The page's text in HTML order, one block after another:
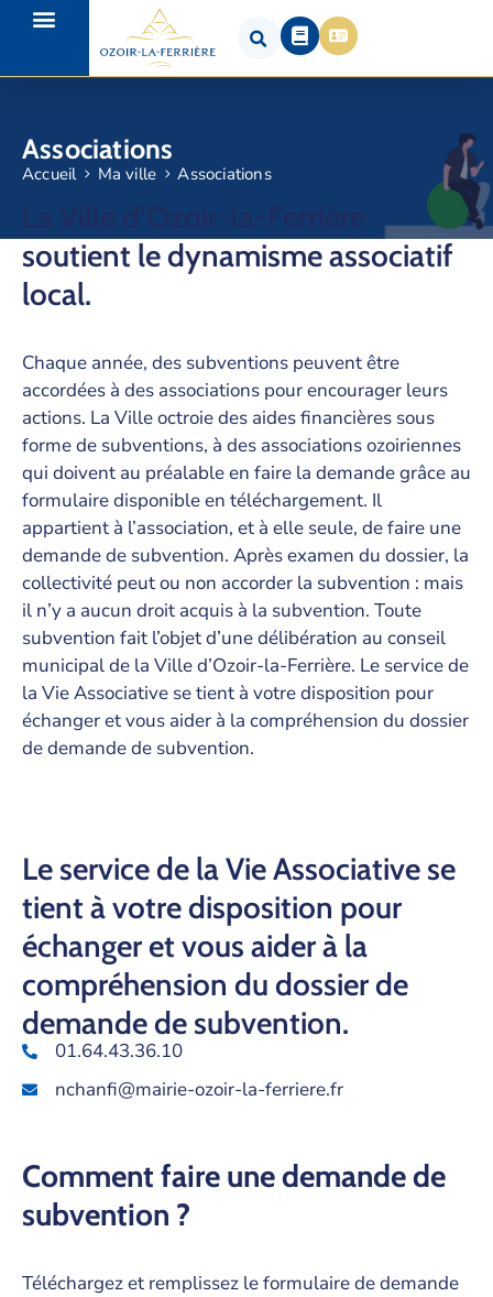
Associations
Accueil Ma ville Associations
soutient le dynamisme associatif
local.
Chaque année, des subventions peuvent être
accordées à des associations pour encourager leurs
actions. La Ville octroie des aides financières sous
forme de subventions, à des associations ozoiriennes
qui doivent au préalable en faire la demande grâce au
formulaire disponible en téléchargement. Il
appartient à l’association, et à elle seule, de faire une
demande de subvention. Après examen du dossier, la
collectivité peut ou non accorder la subvention : mais
il n’y a aucun droit acquis à la subvention. Toute
subvention fait l’objet d’une délibération au conseil
municipal de la Ville d’Ozoir-la-Ferrière. Le service de
la Vie Associative se tient à votre disposition pour
échanger et vous aider à la compréhension du dossier
de demande de subvention.
Le service de la Vie Associative se
tient à votre disposition pour
échanger et vous aider à la
compréhension du dossier de
demande de subvention.
01.64.43.36.10
nchanfi@mairie-ozoir-la-ferriere.fr
Comment faire une demande de
subvention ?
Téléchargez et remplissez le formulaire de demande